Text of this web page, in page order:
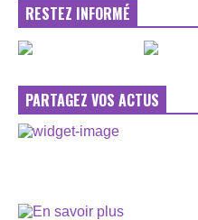
RESTEZ INFORMÉ
PARTAGEZ VOS ACTUS